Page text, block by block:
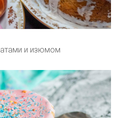
и изюмом